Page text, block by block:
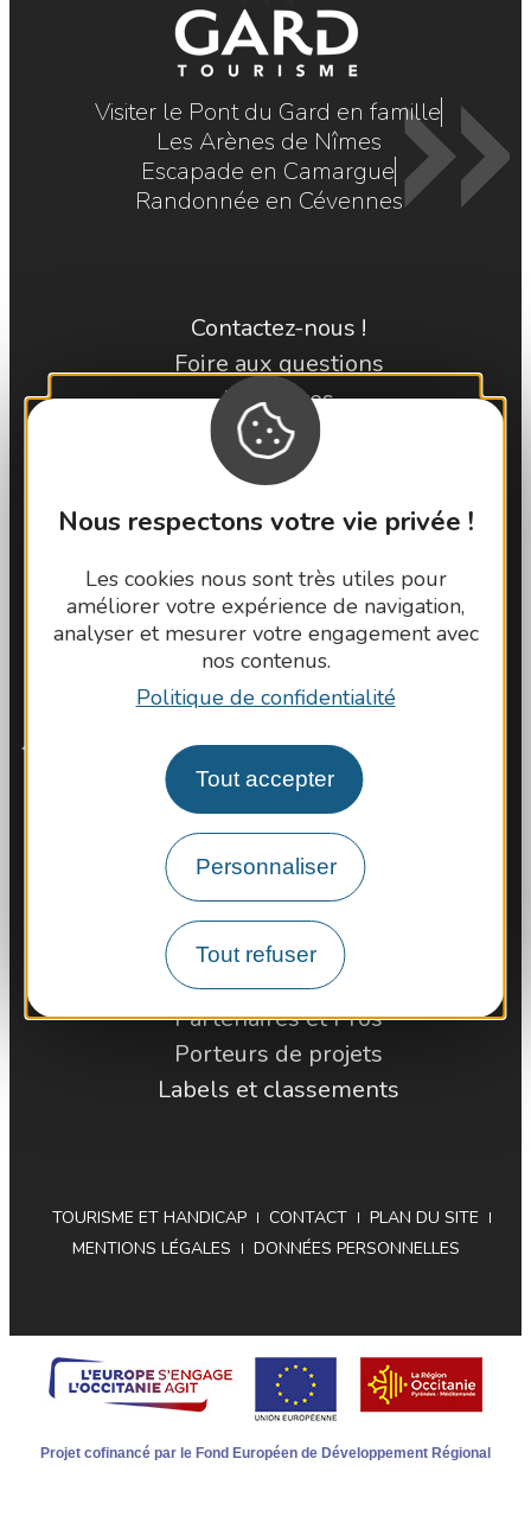
Nous respectons votre vie privée !
Les cookies nous sont très utiles pour
améliorer votre expérience de navigation,
analyser et mesurer votre engagement avec
nos contenus.
Politique de confidentialité
Tout accepter
Personnaliser
Tout refuser
Visiter le Pont du Gard en famille
Les Arènes de Nîmes
Escapade en Camargue
Randonnée en Cévennes
Contactez-nous !
Foire aux questions
Brochures
Cartoguides et Topoguides
Latitude Gard
Comment venir ?
Espace Pro
Observatoire
Partenaires et Pros
Porteurs de projets
Labels et classements
TOURISME ET HANDICAP CONTACT
PLAN DU SITE
MENTIONS LÉGALES
DONNÉES PERSONNELLES
Projet cofinancé par le Fond Européen de Développement Régional